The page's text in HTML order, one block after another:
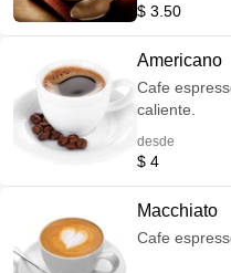
$ 3.50
Americano
Cafe
caliente.
desde
$ 4
Macchiato
Cafe